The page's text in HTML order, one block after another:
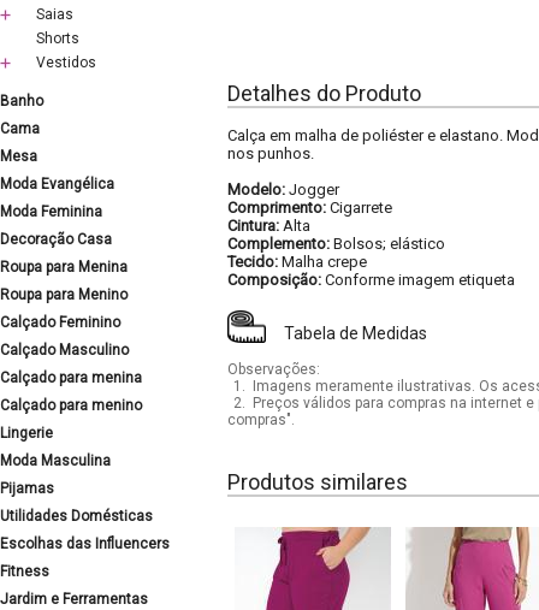
Saias
Shorts
Vestidos
Banho
Cama
Mesa
Moda Evangélica
Moda Feminina
Decoração Casa
Roupa para Menina
Roupa para Menino
Calçado Feminino
Calçado Masculino
Calçado para menina
Calçado para menino
Lingerie
Moda Masculina
Pijamas
Utilidades Domésticas
Escolhas das Influencers
Fitness
Jardim e Ferramentas
Detalhes do Produto
Calça em malha de poliéster e elastano.
nos punhos.
Modelo: Jogger
Comprimento: Cigarrete
Cintura: Alta
Complemento: Bolsos; elástico
Tecido: Malha crepe
Composição: Conforme imagem etiqueta
Tabela de Medidas
Observações:
1.
Imagens meramente ilustrativas. Os
2.
Preços válidos para compras na internet
compras".
Produtos similares